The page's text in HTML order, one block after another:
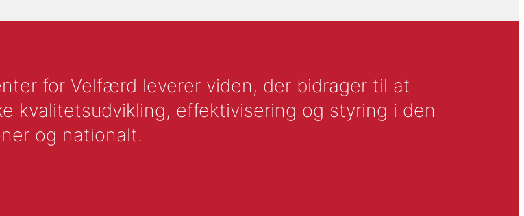
for Velfærd leverer viden, der bidrager til at
kvalitetsudvikling, effektivisering og styring i den
og nationalt.